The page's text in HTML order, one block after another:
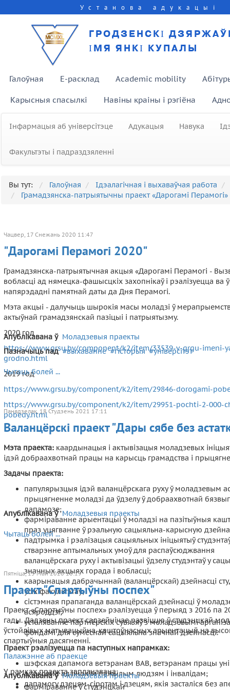
Установа адукацыі
ГРОДЗЕНСКІ
ІМЯ ЯНКІ КУПАЛЫ
Галоўная E-расклад Academic mobility
Карысныя спасылкі Навіны краіны і рэгіёна
Інфармацыя аб універсітэце Адукацыя Навука
Факультэты і падраздзяленні
Вы тут: Галоўная
Ідэалагічная і выхаваўчая работа
Грамадзянска-патрыятычны праект «Дарогамі Перамогі»
Чацвер, 17 Снежань 2020 11:47
"Дарогамі Перамогі 2020"
Грамадзянска-патрыятычная акцыя «Дарогамі Перамогі -
вобласці ад нямецка-фашысцкіх захопнікаў і рэалізуецца ва
напярэдадні памятнай даты да Дня Перамогі.
Мэта акцыі - далучыць шырокія масы моладзі ў
актыўнай грамадзянскай пазіцыі і патрыятызму.
2020 год
https://www.grsu.by/component/k2/item/33539-v-grgu-
grodno.html
2019 год
https://www.grsu.by/component/k2/item/29846-dorogami-
https://www.grsu.by/component/k2/item/29951-pochti-2-
pobedy.html
Апублікавана ў Моладзевыя праекты
Пазначыць пад
выхаванне гісторыя універсітэт
Чытаць болей ...
Панядзелак, 18 Студзень 2021 17:11
Валанцёрскі праект "Дары сябе без
Мэта праекта: каардынацыя і актывізацыя моладзевых
ідэй добраахвотнай працы на карысць грамадства і
Задачы праекта:
папулярызцыя ідэй валанцёрскага руху ў моладзевым
прыцягненне моладзі да ўдзелу ў добраахвотнай
дапамозе;
фарміраванне арыентацыі ў моладзі на пазітыўныя
праз уцягванне ў рэальную сацыяльна-карысную
падтрымка і рэалізацыя сацыяльных ініцыятыў
стварэнне аптымальных умоў для распаўсюджвання
валанцёрскага руху і актывізацыі ўдзелу студэнтаў у
значных акцыях горада і вобласці;
каарынацыя дабрачыннай (валанцёрскай) дзейнасці
усіх факультэтаў;
сістэмная прапаганда валанцёрскай дзейнасці ў
асяроддзі;
усталяванне партнёрскіх сувязяў з моладзевымі
фондамі для сумеснай сацыяльна значнай дзейнасці.
Праект рэалізуецца па наступных напрамках:
шэфская дапамога ветэранам ВАВ, ветэранам працы
а таксама адзінокім пажылым людзям і інвалідам;
дапамогу дзецям-сіротам і дзецям, якія засталіся без
Апублікавана ў Моладзевыя праекты
Чытаць болей ...
Пятніца, 15 Май 2020 10:19
Праект "Спартыўны поспех"
Праект «Спартыўны поспех» рэалізуецца ў перыяд з 2016 па
гады. Дадзены праект садзейнічае развіццю ў студэнцкай
ўстойлівых матывацыйна-каштоўнасных арыентацый на
спартыўныя дасягненні.
Палажэнне аб праекце
У рамках праекта запланавана:
фарміраванне ў студэнцкай
Апублікавана ў Моладзевыя праекты